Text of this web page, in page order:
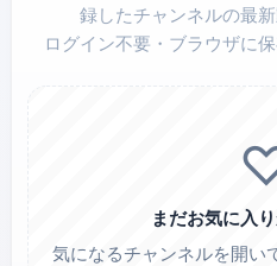
録したチャンネルの最
ログイン不要・ブラウザに
まだお気に入
気になるチャンネルを開い